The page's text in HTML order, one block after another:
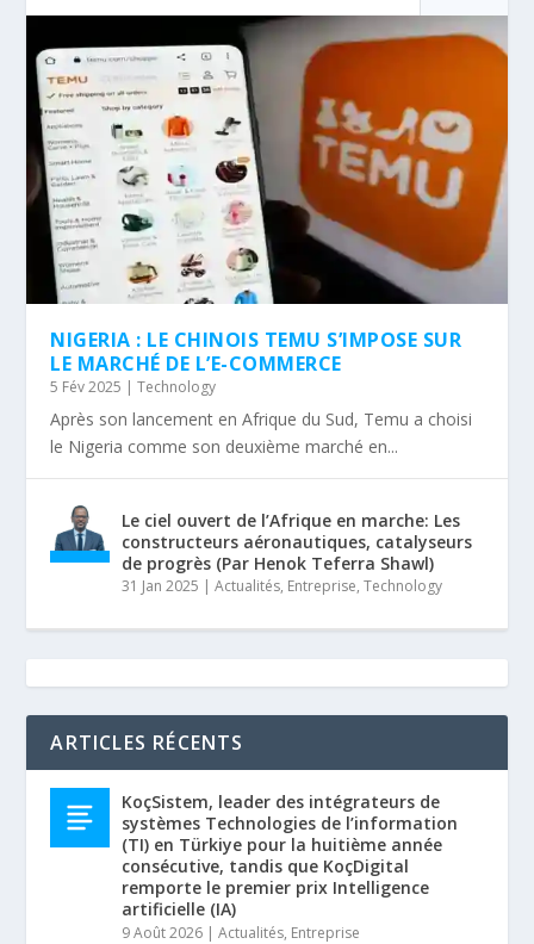
NIGERIA : LE CHINOIS TEMU S’IMPOSE SUR
LE MARCHÉ DE L’E-COMMERCE
5 Fév 2025 |Technology
Après son lancement en Afrique du Sud, Temu a choisi
le Nigeria comme son deuxième marché en...
Le ciel ouvert de l’Afrique en marche: Les
constructeurs aéronautiques, catalyseurs
de progrès (Par Henok Teferra Shawl)
31 Jan 2025 |Actualités, Entreprise,Technology
ARTICLES RÉCENTS
KoçSistem, leader des intégrateurs de
systèmes Technologies de l’information
(TI) en Türkiye pour la huitième année
consécutive, tandis que KoçDigital
remporte le premier prix Intelligence
artificielle (IA)
9 Août 2026 |Actualités, Entreprise